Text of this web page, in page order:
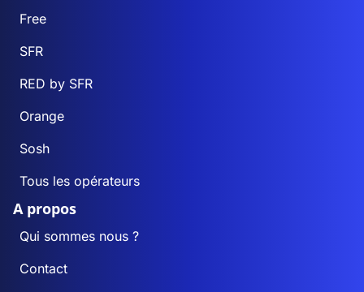
Free
SFR
RED by SFR
Orange
Sosh
Tous les opérateurs
A propos
Qui sommes nous ?
Contact